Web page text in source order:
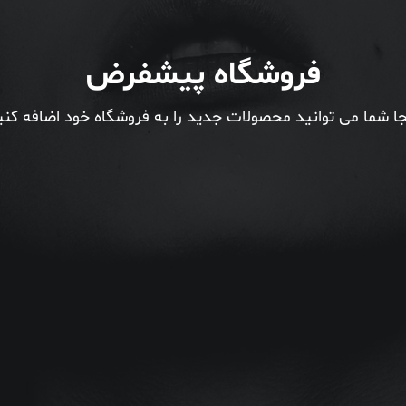
فروشگاه پیشفرض
شما می توانید محصولات جدید را به فروشگاه خود اضافه